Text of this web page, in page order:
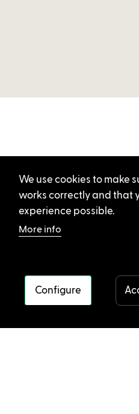
We use cookies to make
works correctly and that
experience possible.
More info
Configure